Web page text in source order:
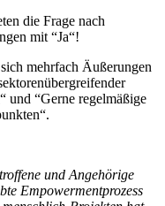
die Frage nach
mit “Ja“!
mehrfach Äußerungen
und “Gerne regelmäßige
und Angehörige
Empowermentprozess